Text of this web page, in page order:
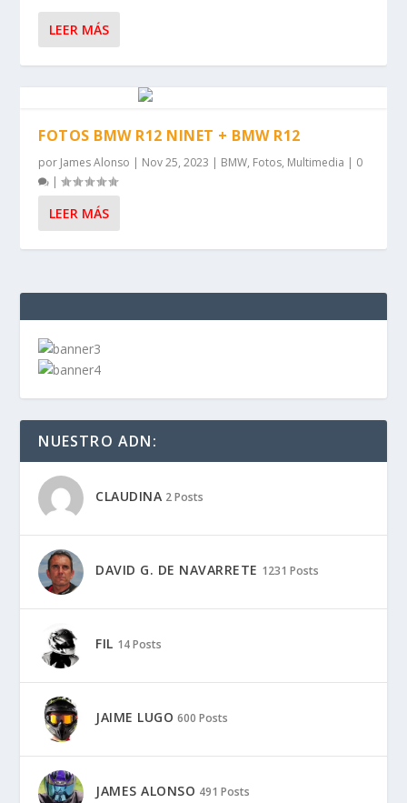
LEER MÁS
FOTOS BMW R12 NINET + BMW R12
por James Alonso | Nov 25, 2023 | BMW, Fotos, Multimedia | 0
|
LEER MÁS
NUESTRO ADN:
CLAUDINA 2 Posts
DAVID G. DE NAVARRETE 1231 Posts
FIL 14 Posts
JAIME LUGO 600 Posts
JAMES ALONSO 491 Posts